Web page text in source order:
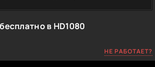
в HD1080
НЕ РАБОТАЕТ?